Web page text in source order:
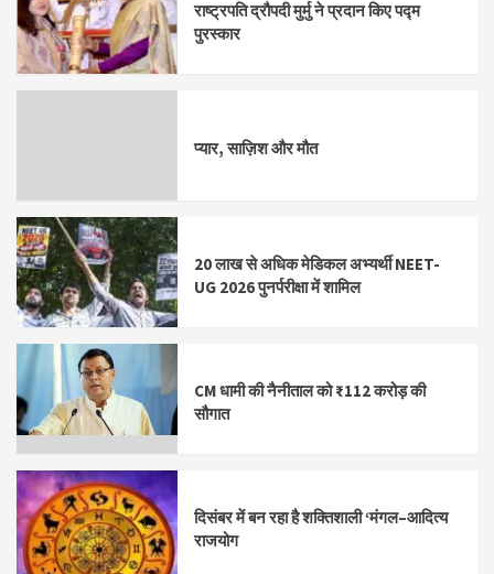
राष्ट्रपति द्रौपदी मुर्मु ने प्रदान किए पद्म
पुरस्कार
प्यार, साज़िश और मौत
20 लाख से अधिक मेडिकल अभ्यर्थी NEET-
UG 2026 पुनर्परीक्षा में शामिल
CM धामी की नैनीताल को ₹112 करोड़ की
सौगात
दिसंबर में बन रहा है शक्तिशाली ‘मंगल–आदित्य
राजयोग